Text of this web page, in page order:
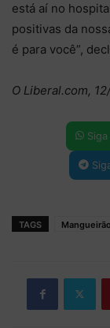
está aí no
positivas da
é para você”,
O Liberal.com,
Siga
TAGS Mangueirão